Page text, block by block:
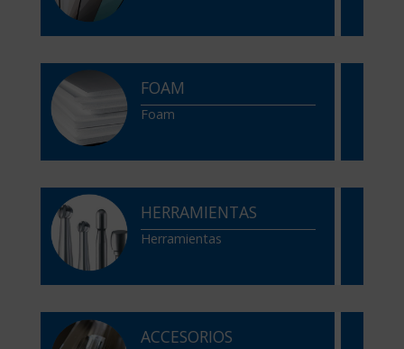
FOAM
Foam
HERRAMIENTAS
Herramientas
ACCESORIOS